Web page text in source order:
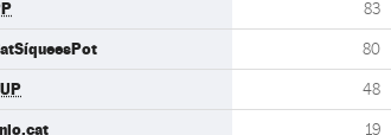
83
80
48
19